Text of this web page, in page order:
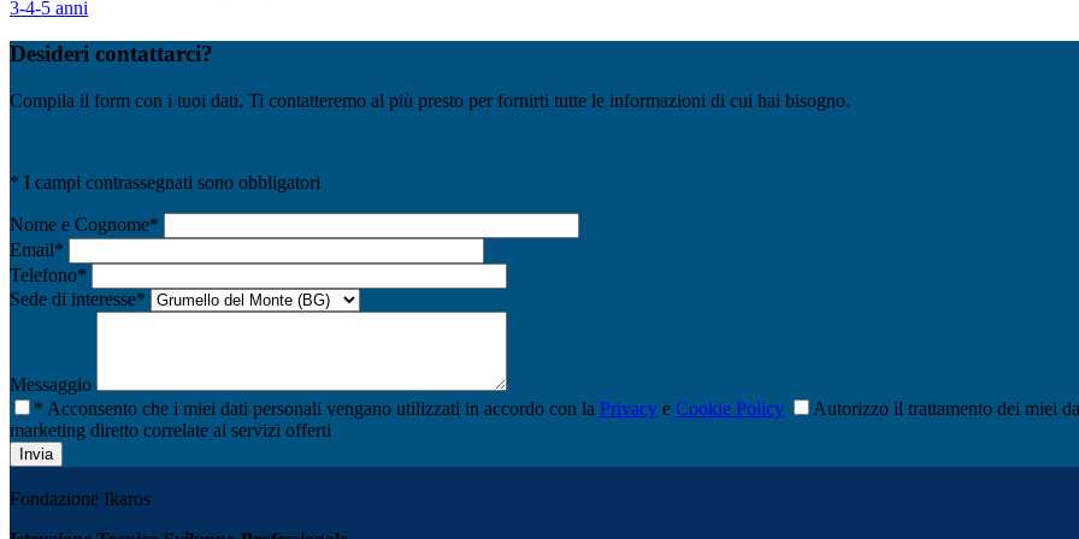
3-4-5 anni
Desideri contattarci?
Compila il form con i tuoi dati. Ti contatteremo al più presto per fornirti tutte le informazioni di cui hai bisogno.
* I campi contrassegnati sono obbligatori
Nome e Cognome*
Email*
Telefono*
Sede di interesse*
Messaggio
* Acconsento che i miei dati personali vengano utilizzati in accordo con la Privacy e Cookie Policy
Autorizzo il trattamento dei miei
marketing diretto correlate ai servizi offerti
Fondazione Ikaros